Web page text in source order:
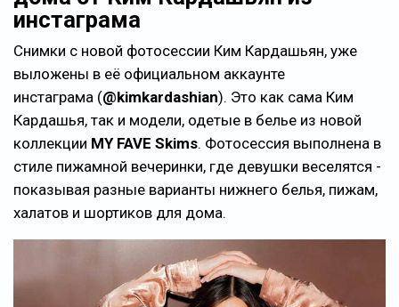
инстаграма
Снимки с новой фотосессии Ким Кардашьян, уже
выложены в её официальном аккаунте
инстаграма (@kimkardashian). Это как сама Ким
Кардашья, так и модели, одетые в белье из новой
коллекции MY FAVE Skims. Фотосессия выполнена в
стиле пижамной вечеринки, где девушки веселятся -
показывая разные варианты нижнего белья, пижам,
халатов и шортиков для дома.